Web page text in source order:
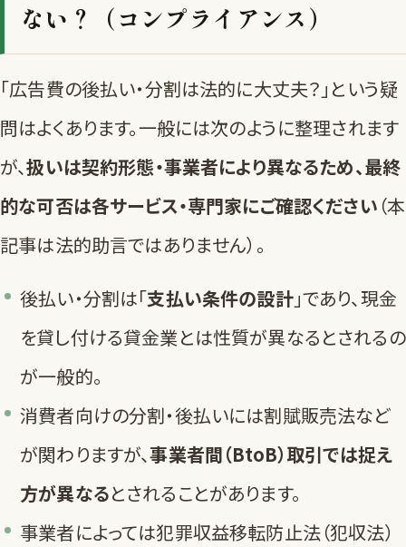
ない？（コンプライアンス）
「広告費の後払い・分割は法的に大丈夫？」という疑
問はよくあります。一般には次のように整理されます
が、扱いは契約形態・事業者により異なるため、最終
的な可否は各サービス・専門家にご確認ください （本
記事は法的助言ではありません）。
後払い・分割は「支払い条件の設計」であり、現金
を貸し付ける貸金業とは性質が異なるとされるの
が一般的。
消費者向けの分割・後払いには割賦販売法など
が関わりますが、事業者間（BtoB）取引では捉え
方が異なるとされることがあります。
事業者によっては犯罪収益移転防止法（犯収法）